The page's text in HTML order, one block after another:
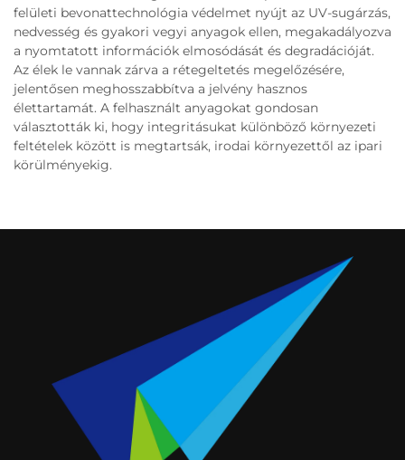
felületi bevonattechnológia védelmet nyújt az UV-sugárzás,
nedvesség és gyakori vegyi anyagok ellen, megakadályozva
a nyomtatott információk elmosódását és degradációját.
Az élek le vannak zárva a rétegeltetés megelőzésére,
jelentősen meghosszabbítva a jelvény hasznos
élettartamát. A felhasznált anyagokat gondosan
választották ki, hogy integritásukat különböző környezeti
feltételek között is megtartsák, irodai környezettől az ipari
körülményekig.